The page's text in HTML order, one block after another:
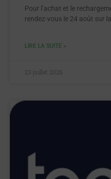
Pour l’achat et le
rendez-vous le 24 août sur
LIRE LA SUITE »
23 juillet 2026